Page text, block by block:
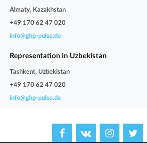
Almaty, Kazakhstan
+49 170 62 47 020
info@ghp-pulse.de
Representation in Uzbekistan
Tashkent, Uzbekistan
+49 170 62 47 020
info@ghp-pulse.de